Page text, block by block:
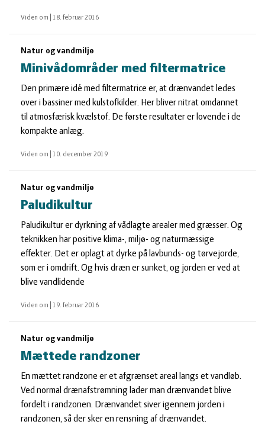
Viden om 18. februar 2016
Natur og vandmiljø
Minivådområder med filtermatrice
Den primære idé med filtermatrice er, at drænvandet ledes
over i bassiner med kulstofkilder. Her bliver nitrat omdannet
til atmosfærisk kvælstof. De første resultater er lovende i de
kompakte anlæg.
Viden om 10. december 2019
Natur og vandmiljø
Paludikultur
Paludikultur er dyrkning af vådlagte arealer med græsser. Og
teknikken har positive klima-, miljø- og naturmæssige
effekter. Det er oplagt at dyrke på lavbunds- og tørvejorde,
som er i omdrift. Og hvis dræn er sunket, og jorden er ved at
blive vandlidende
Viden om 19. februar 2016
Natur og vandmiljø
Mættede randzoner
En mættet randzone er et afgrænset areal langs et vandløb.
Ved normal drænafstrømning lader man drænvandet blive
fordelt i randzonen. Drænvandet siver igennem jorden i
randzonen, så der sker en rensning af drænvandet.